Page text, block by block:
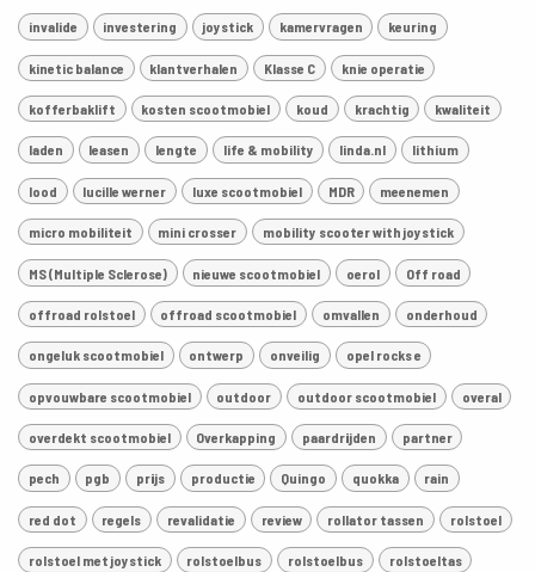
invalide investering joystick kamervragen keuring
kinetic balance klantverhalen Klasse C knie operatie
kofferbaklift kosten scootmobiel koud krachtig kwaliteit
laden leasen lengte life & mobility linda.nl lithium
lood lucille werner luxe scootmobiel MDR meenemen
micro mobiliteit mini crosser mobility scooter with joystick
MS (Multiple Sclerose) nieuwe scootmobiel oerol Off road
offroad rolstoel offroad scootmobiel omvallen onderhoud
ongeluk scootmobiel ontwerp onveilig opel rocks e
opvouwbare scootmobiel outdoor outdoor scootmobiel overal
overdekt scootmobiel Overkapping paardrijden partner
pech pgb prijs productie Quingo quokka rain
red dot regels revalidatie review rollator tassen rolstoel
rolstoel met joystick rolstoelbus rolstoelbus rolstoeltas